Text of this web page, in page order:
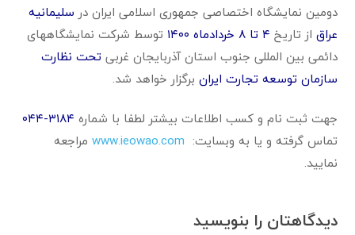
دومین نمایشگاه اختصاصی جمهوری اسلامی ایران در سلیمانیه
عراق از تاریخ
توسط شرکت نمایشگاههای
دائمی بین المللی جنوب استان آذربایجان غربی تحت نظارت
سازمان توسعه تجارت ایران برگزار خواهد شد.
جهت ثبت نام و کسب اطلاعات بیشتر لطفا با شماره
تماس گرفته و یا به وبسایت: www.ieowao.com مراجعه
نمایید.
دیدگاهتان را بنویسید